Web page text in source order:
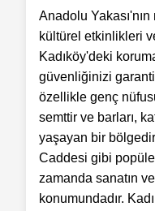
Anadolu
kültürel etkinlikleri
Kadıköy'deki
güvenliğinizi garanti
özellikle genç
semttir ve barları,
yaşayan bir
Caddesi gibi
zamanda sanatın
konumundadır.